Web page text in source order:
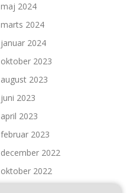
maj 2024
marts 2024
januar 2024
oktober 2023
august 2023
juni 2023
april 2023
februar 2023
december 2022
oktober 2022